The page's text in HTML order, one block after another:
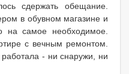
сдержать обещание.
в обувном магазине и
на самое необходимое.
с вечным ремонтом.
- ни снаружи, ни